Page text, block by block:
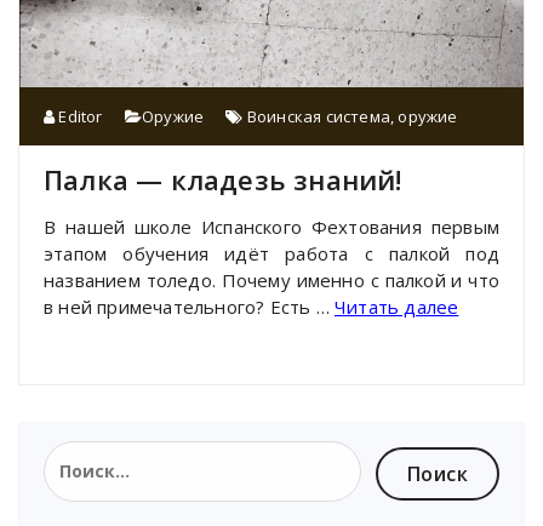
Editor Оружие Воинская система ,оружие
Палка — кладезь знаний!
В нашей школе Испанского Фехтования первым
этапом обучения идёт работа с палкой под
названием толедо. Почему именно с палкой и что
в ней примечательного? Есть … Читать далее
Найти: